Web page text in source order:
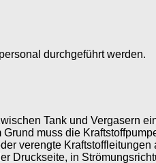
durchgeführt werden.
Tank und Vergasern
muss die
verengte Kraftstoffleitungen
Druckseite, in